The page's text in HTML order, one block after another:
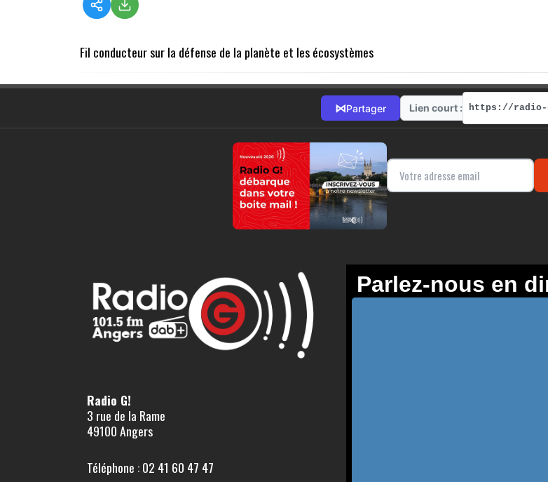
Fil conducteur sur la défense de la planète et les écosystèmes
⋈Partager Lien court :
Radio G!
3 rue de la Rame
49100 Angers
Téléphone : 02 41 60 47 47